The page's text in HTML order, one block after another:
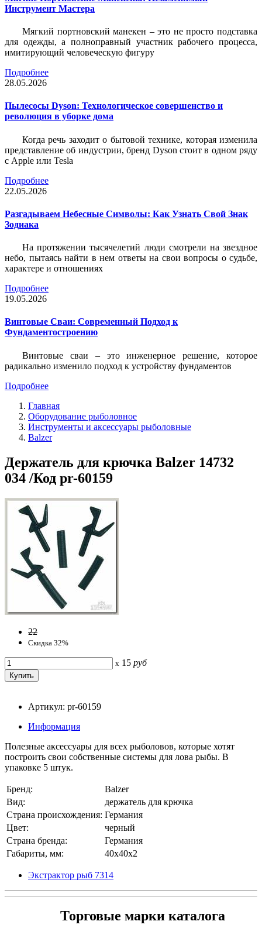
Инструмент Мастера
Мягкий портновский манекен – это не просто подставка
для одежды, а полноправный участник рабочего процесса,
имитирующий человеческую фигуру
Подробнее
28.05.2026
Пылесосы Dyson: Технологическое совершенство и
революция в уборке дома
Когда речь заходит о бытовой технике, которая изменила
представление об индустрии, бренд Dyson стоит в одном ряду
с Apple или Tesla
Подробнее
22.05.2026
Разгадываем Небесные Символы: Как Узнать Свой Знак
Зодиака
На протяжении тысячелетий люди смотрели на звездное
небо, пытаясь найти в нем ответы на свои вопросы о судьбе,
характере и отношениях
Подробнее
19.05.2026
Винтовые Сваи: Современный Подход к
Фундаментостроению
Винтовые сваи – это инженерное решение, которое
радикально изменило подход к устройству фундаментов
Подробнее
Главная
Оборудование рыболовное
Инструменты и аксессуары рыболовные
Balzer
Держатель для крючка Balzer 14732
034 /Код pr-60159
22
Скидка 32%
x 15 руб
Артикул: pr-60159
Информация
Полезные аксессуары для всех рыболовов, которые хотят
построить свои собственные системы для лова рыбы. В
упаковке 5 штук.
Бренд:
Balzer
Вид:
держатель для крючка
Страна происхождения: Германия
Цвет:
черный
Страна бренда:
Германия
Габариты, мм:
40x40x2
Экстрактор рыб 7314
Торговые марки каталога